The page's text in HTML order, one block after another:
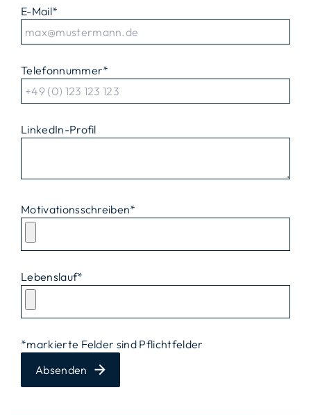
E-Mail*
Telefonnummer*
LinkedIn-Profil
Motivationsschreiben*
Lebenslauf*
*markierte Felder sind Pflichtfelder
Absenden